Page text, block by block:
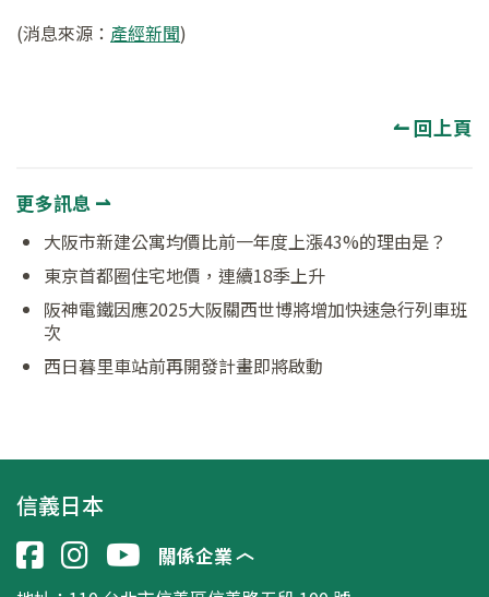
(消息來源： 產經新聞)
↼ 回上頁
更多訊息 ⇀
大阪市新建公寓均價比前一年度上漲43%的理由是？
東京首都圈住宅地價，連續18季上升
阪神電鐵因應2025大阪關西世博將增加快速急行列車班
次
西日暮里車站前再開發計畫即將啟動
信義日本
關係企業